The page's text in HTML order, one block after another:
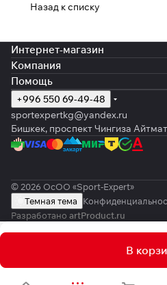
Назад к списку
В
Интернет-магазин
Компания
Помощь
+996 550 69-49-48
sportexpertkg@yandex.ru
Бишкек, проспект Чингиза
© 2026 ОсОО «Sport-Expert»
Темная тема
Разработано artProduct.ru